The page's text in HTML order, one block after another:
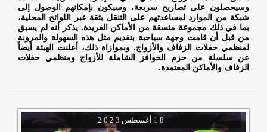
وسيحصلون على تصاريح سريعة، وسيكون بإمكانهم الوصول إلى
شبكة من الموارد لمساعدتهم على التنقل بثقة عبر اللوائح المحلية،
بما في ذلك مجموعة منسقة من الأماكن الفريدة. يذكر أنه لم يسبق
من قبل أن قامت وجهة سياحية بتقديم مثل هذه السهولة والمرونة
لمنظمي حفلات الزفاف والأزواج. وبموازاة ذلك، أعلنت الهيئة أيضاً
عن سلسلة من حزم الحوافز الشاملة للأزواج ومنظمي حفلات
الزفاف والأماكن المعتمدة.
2 0 2 3 1 8